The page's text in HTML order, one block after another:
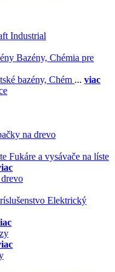
Industrial
Bazény, Chémia pre
bazény, Chém ... viac
na drevo
Fukáre a vysávače na líste
Elektrický